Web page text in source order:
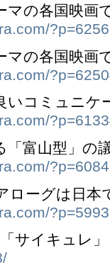
マの各国映画
?p=6256
マの各国映画
いコミュニケ
「富山型」の
?p=6084
ローグは日本
?p=5993
サイキュレ